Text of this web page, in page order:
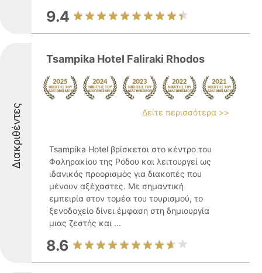
9.4
Διακριθέντες
Tsampika Hotel Faliraki Rhodos
Δείτε περισσότερα >>
Tsampika Hotel βρίσκεται στο κέντρο του
Φαληρακίου της Ρόδου και λειτουργεί ως
ιδανικός προορισμός για διακοπές που
μένουν αξέχαστες. Με σημαντική
εμπειρία στον τομέα του τουρισμού, το
ξενοδοχείο δίνει έμφαση στη δημιουργία
μιας ζεστής και ...
8.6